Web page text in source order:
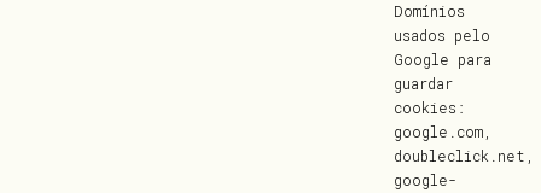
Domínios
usados pelo
Google para
guardar
cookies:
google.com,
doubleclick.net,
google-